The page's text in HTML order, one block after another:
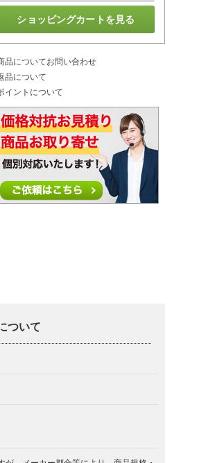
ショッピングカートを見る
品についてお問い合わせ
品について
イントについて
ついて